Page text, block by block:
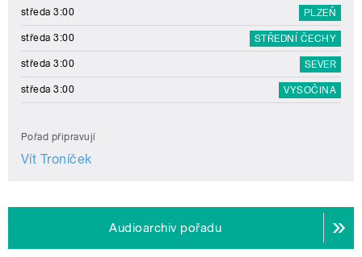
středa 3:00 PLZEŇ
středa 3:00 STŘEDNÍ ČECHY
středa 3:00 SEVER
středa 3:00 VYSOČINA
Pořad připravují
Vít Troníček
Audioarchiv pořadu